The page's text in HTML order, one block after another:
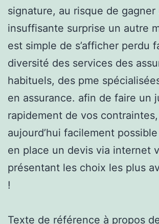
signature, au risque de gagner
insuffisante surprise un autre
est simple de s’afficher perdu
diversité des services des
habituels, des pme
en assurance. afin de faire un
rapidement de vos
aujourd’hui facilement
en place un devis via internet
présentant les choix les plus
!
Texte de référence à propos